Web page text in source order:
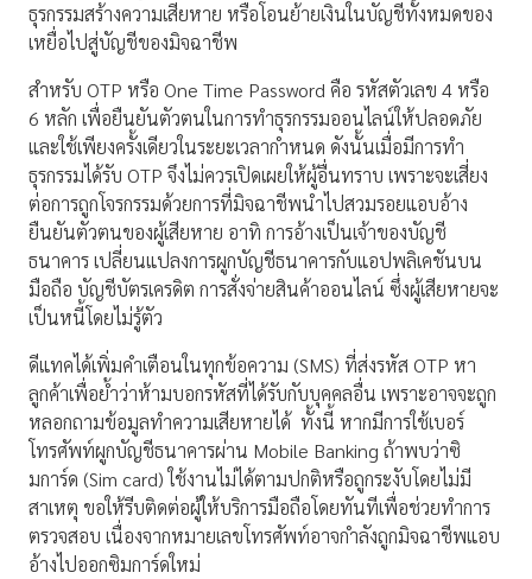
ธุรกรรมสร้างความเสียหาย หรือโอนย้ายเงินในบัญชีทั้งหมดของ
เหยื่อไปสู่บัญชีของมิจฉาชีพ
สำหรับ OTP หรือ One Time Password คือ รหัสตัวเลข 4 หรือ
6 หลัก เพื่อยืนยันตัวตนในการทำธุรกรรมออนไลน์ให้ปลอดภัย
และใช้เพียงครั้งเดียวในระยะเวลากำหนด ดังนั้นเมื่อมีการทำ
ธุรกรรมได้รับ OTP จึงไม่ควรเปิดเผยให้ผู้อื่นทราบ เพราะจะเสี่ยง
ต่อการถูกโจรกรรมด้วยการที่มิจฉาชีพนำไปสวมรอยแอบอ้าง
ยืนยันตัวตนของผู้เสียหาย อาทิ การอ้างเป็นเจ้าของบัญชี
ธนาคาร เปลี่ยนแปลงการผูกบัญชีธนาคารกับแอปพลิเคชันบน
มือถือ บัญชีบัตรเครดิต การสั่งจ่ายสินค้าออนไลน์ ซึ่งผู้เสียหายจะ
เป็นหนี้โดยไม่รู้ตัว
ดีแทคได้เพิ่มคำเตือนในทุกข้อความ (SMS) ที่ส่งรหัสOTP หา
ลูกค้าเพื่อย้ำว่าห้ามบอกรหัสที่ได้รับกับบุคคลอื่น เพราะอาจจะถูก
หลอกถามข้อมูลทำความเสียหายได้ ทั้งนี้ หากมีการใช้เบอร์
โทรศัพท์ผูกบัญชีธนาคารผ่าน Mobile Banking ถ้าพบว่าซิ
มการ์ด (Sim card)ใช้งานไม่ได้ตามปกติหรือถูกระงับโดยไม่มี
สาเหตุ ขอให้รีบติดต่อผู้ให้บริการมือถือโดยทันทีเพื่อช่วยทำการ
ตรวจสอบ เนื่องจากหมายเลขโทรศัพท์อาจกำลังถูกมิจฉาชีพแอบ
อ้างไปออกซิมการ์ดใหม่